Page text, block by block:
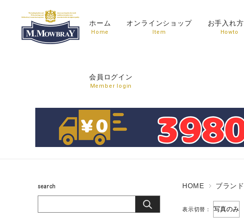
ホーム
Home
オンラインショップ
Item
お手入れ
Howto
会員ログイン
Member login
HOME ブラン
表示切替：